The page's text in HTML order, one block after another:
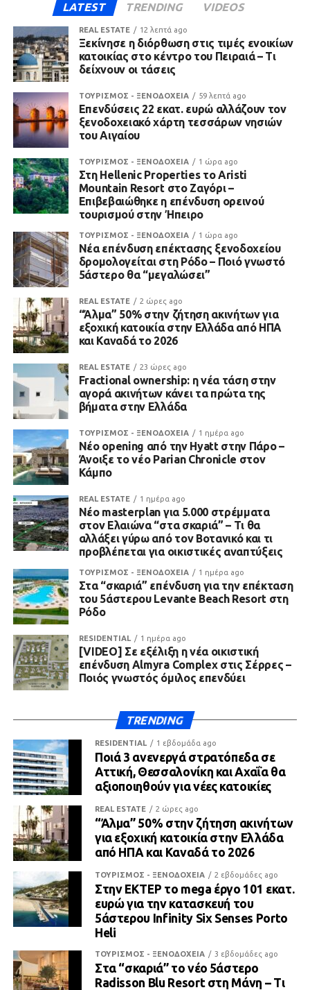
LATEST TRENDING VIDEOS
REAL ESTATE 12 λεπτά ago
Ξεκίνησε η διόρθωση στις τιμές ενοικίων
κατοικίας στο κέντρο του Πειραιά – Τι
δείχνουν οι τάσεις
ΤΟΥΡΙΣΜΟΣ - ΞΕΝΟΔΟΧΕΙΑ 59 λεπτά ago
Επενδύσεις 22 εκατ. ευρώ αλλάζουν τον
ξενοδοχειακό χάρτη τεσσάρων νησιών
του Αιγαίου
ΤΟΥΡΙΣΜΟΣ - ΞΕΝΟΔΟΧΕΙΑ 1 ώρα ago
Στη Hellenic Properties το Aristi
Mountain Resort στο Ζαγόρι –
Επιβεβαιώθηκε η επένδυση ορεινού
τουρισμού στην Ήπειρο
ΤΟΥΡΙΣΜΟΣ - ΞΕΝΟΔΟΧΕΙΑ 1 ώρα ago
Νέα επένδυση επέκτασης ξενοδοχείου
δρομολογείται στη Ρόδο – Ποιό γνωστό
5άστερο θα “μεγαλώσει”
REAL ESTATE 2 ώρες ago
“Άλμα” 50% στην ζήτηση ακινήτων για
εξοχική κατοικία στην Ελλάδα από ΗΠΑ
και Καναδά το 2026
REAL ESTATE 23 ώρες ago
Fractional ownership: η νέα τάση στην
αγορά ακινήτων κάνει τα πρώτα της
βήματα στην Ελλάδα
ΤΟΥΡΙΣΜΟΣ - ΞΕΝΟΔΟΧΕΙΑ 1 ημέρα ago
Νέο opening από την Hyatt στην Πάρο –
Άνοιξε το νέο Parian Chronicle στον
Κάμπο
REAL ESTATE 1 ημέρα ago
Νέο masterplan για 5.000 στρέμματα
στον Ελαιώνα “στα σκαριά” – Τι θα
αλλάξει γύρω από τον Βοτανικό και τι
προβλέπεται για οικιστικές αναπτύξεις
ΤΟΥΡΙΣΜΟΣ - ΞΕΝΟΔΟΧΕΙΑ 1 ημέρα ago
Στα “σκαριά” επένδυση για την επέκταση
του 5άστερου Levante Beach Resort στη
Ρόδο
RESIDENTIAL 1 ημέρα ago
[VIDEO] Σε εξέλιξη η νέα οικιστική
επένδυση Almyra Complex στις Σέρρες –
Ποιός γνωστός όμιλος επενδύει
TRENDING
RESIDENTIAL 1 εβδομάδα ago
Ποιά 3 ανενεργά στρατόπεδα σε
Αττική, Θεσσαλονίκη και Αχαΐα θα
αξιοποιηθούν για νέες κατοικίες
REAL ESTATE 2 ώρες ago
“Άλμα” 50% στην ζήτηση ακινήτων
για εξοχική κατοικία στην Ελλάδα
από ΗΠΑ και Καναδά το 2026
ΤΟΥΡΙΣΜΟΣ - ΞΕΝΟΔΟΧΕΙΑ 2 εβδομάδες ago
Στην ΕΚΤΕΡ το mega έργο 101 εκατ.
ευρώ για την κατασκευή του
5άστερου Infinity Six Senses Porto
Heli
ΤΟΥΡΙΣΜΟΣ - ΞΕΝΟΔΟΧΕΙΑ 3 εβδομάδες ago
Στα “σκαριά” το νέο 5άστερο
Radisson Blu Resort στη Μάνη – Τι